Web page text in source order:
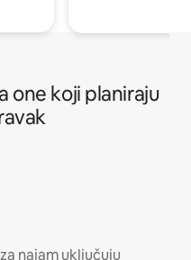
one koji planiraju
najam uključuju